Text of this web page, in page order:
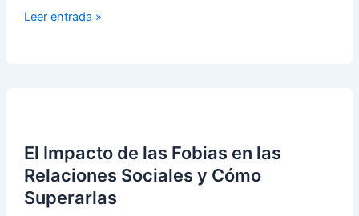
🌟
Qué
Son
Importantes
para
Leer entrada »
El Impacto de las Fobias en las
Relaciones Sociales y Cómo
Superarlas